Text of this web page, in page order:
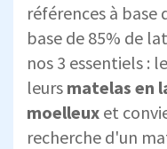
références à
base de 85% de
nos 3 essentiels : le
leurs matelas en
moelleux et
recherche d'un